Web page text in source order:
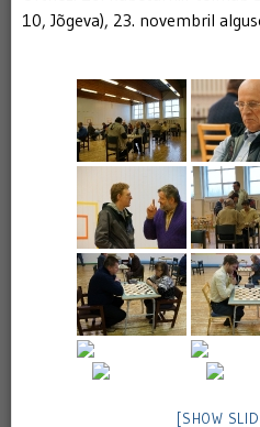
10, Jõgeva), 23. novembril
[SHOW